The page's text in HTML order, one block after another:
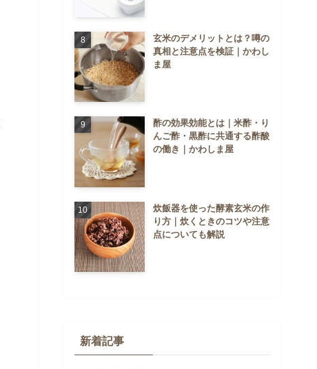
玄米のデメリットとは？噂の
真相と注意点を検証｜かわし
ま屋
酢の効果効能とは｜米酢・り
んご酢・黒酢に共通する酢酸
の働き｜かわしま屋
炊飯器を使った酵素玄米の作
り方｜炊くときのコツや注意
点についても解説
新着記事